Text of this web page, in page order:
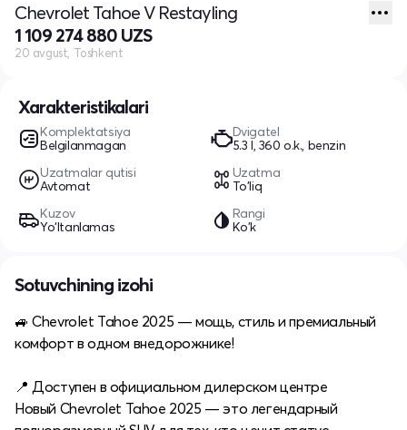
Xarakteristikalari
Komplektatsiya
Belgilanmagan
Dvigatel
5.3 l, 360 o.k., benzin
Uzatmalar qutisi
Avtomat
Uzatma
To'liq
Kuzov
Yo‘ltanlamas
Rangi
Ko'k
Chevrolet Tahoe V Restayling
1 109 274 880 UZS
20 avgust, Toshkent
Sotuvchining izohi
🚙 Chevrolet Tahoe 2025 — мощь, стиль и премиальный
комфорт в одном внедорожнике!
📍 Доступен в официальном дилерском центре
Новый Chevrolet Tahoe 2025 — это легендарный